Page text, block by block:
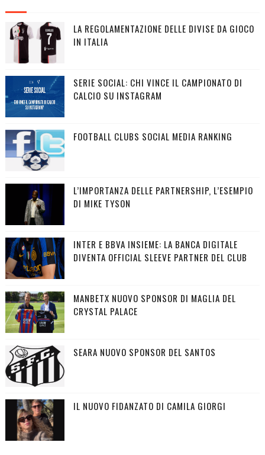
LA REGOLAMENTAZIONE DELLE DIVISE DA GIOCO
IN ITALIA
SERIE SOCIAL: CHI VINCE IL CAMPIONATO DI
CALCIO SU INSTAGRAM
FOOTBALL CLUBS SOCIAL MEDIA RANKING
L’IMPORTANZA DELLE PARTNERSHIP, L’ESEMPIO
DI MIKE TYSON
INTER E BBVA INSIEME: LA BANCA DIGITALE
DIVENTA OFFICIAL SLEEVE PARTNER DEL CLUB
MANBETX NUOVO SPONSOR DI MAGLIA DEL
CRYSTAL PALACE
SEARA NUOVO SPONSOR DEL SANTOS
IL NUOVO FIDANZATO DI CAMILA GIORGI